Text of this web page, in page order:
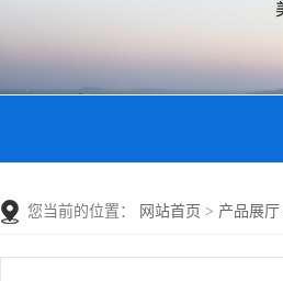
您当前的位置： 网站首页 > 产品展厅